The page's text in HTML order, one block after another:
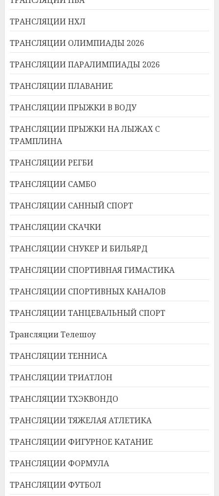
ТРАНСЛЯЦИИ НХЛ
ТРАНСЛЯЦИИ ОЛИМПИАДЫ 2026
ТРАНСЛЯЦИИ ПАРАЛИМПИАДЫ 2026
ТРАНСЛЯЦИИ ПЛАВАНИЕ
ТРАНСЛЯЦИИ ПРЫЖКИ В ВОДУ
ТРАНСЛЯЦИИ ПРЫЖКИ НА ЛЫЖАХ С
ТРАМПЛИНА
ТРАНСЛЯЦИИ РЕГБИ
ТРАНСЛЯЦИИ САМБО
ТРАНСЛЯЦИИ САННЫЙ СПОРТ
ТРАНСЛЯЦИИ СКАЧКИ
ТРАНСЛЯЦИИ СНУКЕР И БИЛЬЯРД
ТРАНСЛЯЦИИ СПОРТИВНАЯ ГИМАСТИКА
ТРАНСЛЯЦИИ СПОРТИВНЫХ КАНАЛОВ
ТРАНСЛЯЦИИ ТАНЦЕВАЛЬНЫЙ СПОРТ
Трансляции Телешоу
ТРАНСЛЯЦИИ ТЕННИСА
ТРАНСЛЯЦИИ ТРИАТЛОН
ТРАНСЛЯЦИИ ТХЭКВОНДО
ТРАНСЛЯЦИИ ТЯЖЕЛАЯ АТЛЕТИКА
ТРАНСЛЯЦИИ ФИГУРНОЕ КАТАНИЕ
ТРАНСЛЯЦИИ ФОРМУЛА
ТРАНСЛЯЦИИ ФУТБОЛ